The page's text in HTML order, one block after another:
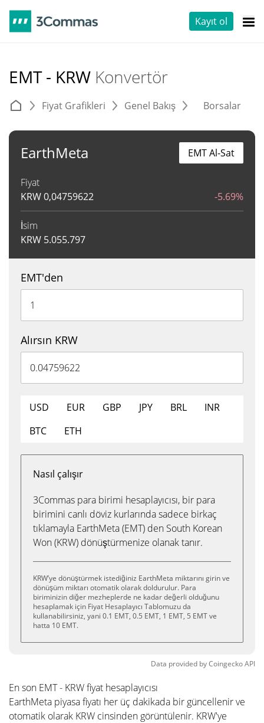
Kayıt ol
EMT - KRW Konvertör
Fiyat Grafikleri Genel Bakış Borsalar
EarthMeta
Fiyat
KRW0,04759622 -5.69%
İsim
KRW 5.055.797
EMT Al-Sat
EMT'den
Alırsın KRW
USD EUR GBP JPY BRL
INR
BTC
ETH
Nasıl çalışır
3Commas para birimi hesaplayıcısı, bir para
birimini canlı döviz kurlarında sadece birkaç
tıklamayla EarthMeta (EMT) den South Korean
Won (KRW) dönüştürmenize olanak tanır.
KRW’ye dönüştürmek istediğiniz EarthMeta miktarını girin ve
dönüşüm miktarı otomatik olarak doldurulur. Para
biriminizin diğer mezheplerde ne kadar değerli olduğunu
hesaplamak için Fiyat Hesaplayıcı Tablomuzu da
kullanabilirsiniz, yani 0.1 EMT, 0.5 EMT, 1 EMT, 5 EMT ve
hatta 10 EMT.
Data provided byCoingeckoAPI
En son EMT - KRW fiyat hesaplayıcısı
EarthMeta piyasa fiyatı her üç dakikada bir güncellenir ve
otomatik olarak KRW cinsinden görüntülenir. KRW'ye